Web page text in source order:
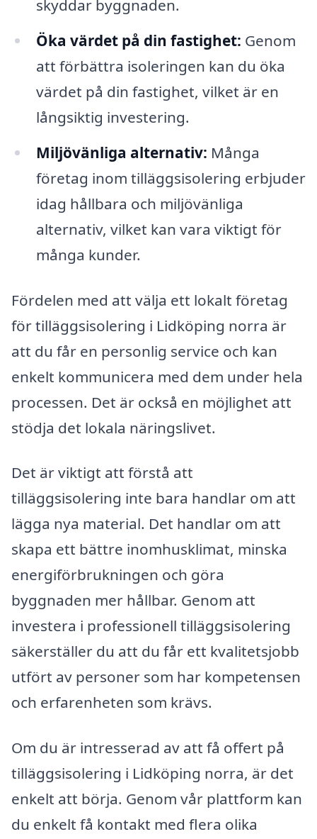
skyddar byggnaden.
Öka värdet på din fastighet: Genom
att förbättra isoleringen kan du öka
värdet på din fastighet, vilket är en
långsiktig investering.
Miljövänliga alternativ: Många
företag inom tilläggsisolering erbjuder
idag hållbara och miljövänliga
alternativ, vilket kan vara viktigt för
många kunder.
Fördelen med att välja ett lokalt företag
för tilläggsisolering i Lidköping norra är
att du får en personlig service och kan
enkelt kommunicera med dem under hela
processen. Det är också en möjlighet att
stödja det lokala näringslivet.
Det är viktigt att förstå att
tilläggsisolering inte bara handlar om att
lägga nya material. Det handlar om att
skapa ett bättre inomhusklimat, minska
energiförbrukningen och göra
byggnaden mer hållbar. Genom att
investera i professionell tilläggsisolering
säkerställer du att du får ett kvalitetsjobb
utfört av personer som har kompetensen
och erfarenheten som krävs.
Om du är intresserad av att få offert på
tilläggsisolering i Lidköping norra, är det
enkelt att börja. Genom vår plattform kan
du enkelt få kontakt med flera olika